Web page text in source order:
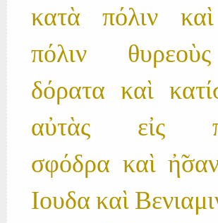
κατὰ πόλιν
πόλιν
δόρατα καὶ
αὐτὰς εἰς
σφόδρα καὶ
Ιουδα καὶ